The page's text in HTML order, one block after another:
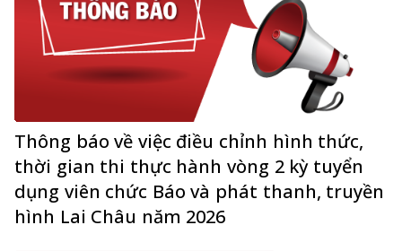
Thông báo về việc điều chỉnh hình thức,
thời gian thi thực hành vòng 2 kỳ tuyển
dụng viên chức Báo và phát thanh, truyền
hình Lai Châu năm 2026